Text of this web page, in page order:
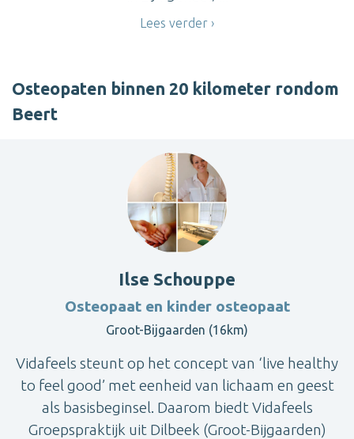
Lees verder
Osteopaten binnen 20 kilometer rondom
Beert
Ilse Schouppe
Osteopaat en kinder osteopaat
Groot-Bijgaarden (16km)
Vidafeels steunt op het concept van ‘live healthy
to feel good’ met eenheid van lichaam en geest
als basisbeginsel. Daarom biedt Vidafeels
Groepspraktijk uit Dilbeek (Groot-Bijgaarden)